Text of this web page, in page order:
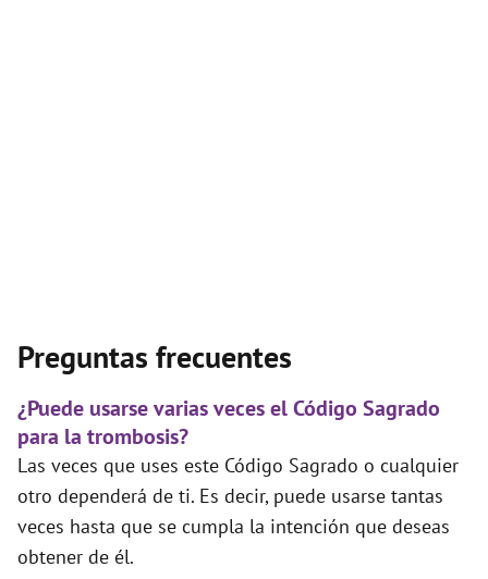
Preguntas frecuentes
¿Puede usarse varias veces el Código Sagrado
para la trombosis?
Las veces que uses este Código Sagrado o cualquier
otro dependerá de ti. Es decir, puede usarse tantas
veces hasta que se cumpla la intención que deseas
obtener de él.